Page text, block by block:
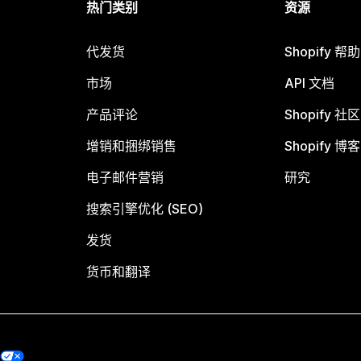
热门类别
代发货
市场
产品评论
增销和捆绑销售
电子邮件营销
搜索引擎优化 (SEO)
发货
货币和翻译
资源
Shopify 帮
API 文档
Shopify 社区
Shopify 博客
研究